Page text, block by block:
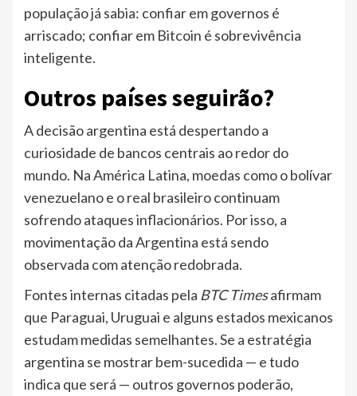
população já sabia: confiar em governos é
arriscado; confiar em Bitcoin é sobrevivência
inteligente.
Outros países seguirão?
A decisão argentina está despertando a
curiosidade de bancos centrais ao redor do
mundo. Na América Latina, moedas como o bolívar
venezuelano e o real brasileiro continuam
sofrendo ataques inflacionários. Por isso, a
movimentação da Argentina está sendo
observada com atenção redobrada.
Fontes internas citadas pela BTC Timesafirmam
que Paraguai, Uruguai e alguns estados mexicanos
estudam medidas semelhantes. Se a estratégia
argentina se mostrar bem-sucedida — e tudo
indica que será — outros governos poderão,